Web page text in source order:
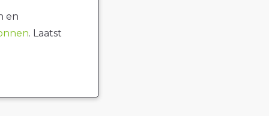
en
. Laatst